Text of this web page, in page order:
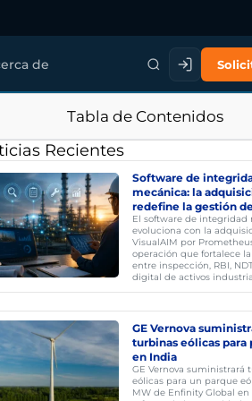
de
Tabla de Contenidos
Recientes
Software de
mecánica: la
redefine la gestión
El software de integridad
evoluciona con la
VisualAIM por
operación que fortalece
entre inspección, RBI,
digital de activos
GE Vernova
turbinas eólicas para
en India
GE Vernova suministrará
eólicas para un parque
MW de Enfinity Global en